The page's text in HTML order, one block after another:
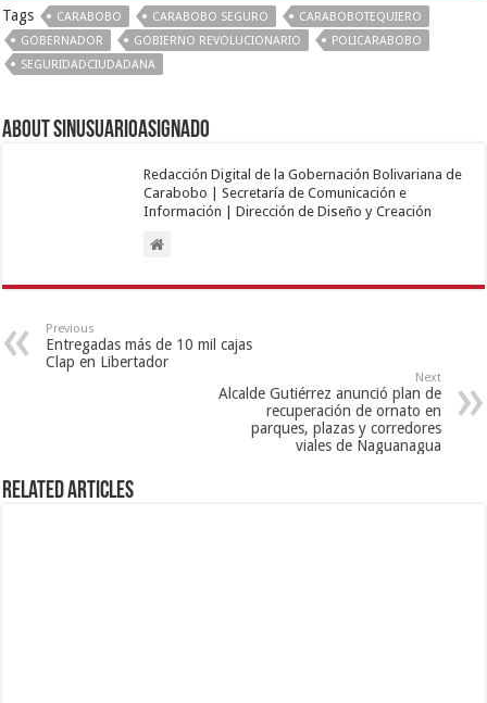
Tags CARABOBO CARABOBO SEGURO
CARABOBOTEQUIERO
GOBERNADOR
GOBIERNO REVOLUCIONARIO
POLICARABOBO
SEGURIDADCIUDADANA
About sinusuarioasignado
Redacción Digital de la Gobernación Bolivariana de
Carabobo | Secretaría de Comunicación e
Información | Dirección de Diseño y Creación
Previous
Entregadas más de 10 mil cajas
Clap en Libertador
Next
Alcalde Gutiérrez anunció plan de
recuperación de ornato en
parques, plazas y corredores
viales de Naguanagua
Related Articles